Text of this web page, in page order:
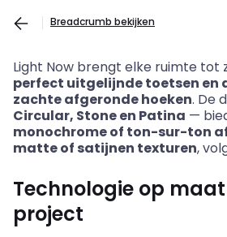
Breadcrumb bekijken
Light Now brengt elke ruimte tot
perfect uitgelijndetoetsen en
zachteafgerondehoeken. De
Circular, Stone en Patina —
monochrome of ton-sur-ton
matte of satijnen texturen,
Technologie op maat
project